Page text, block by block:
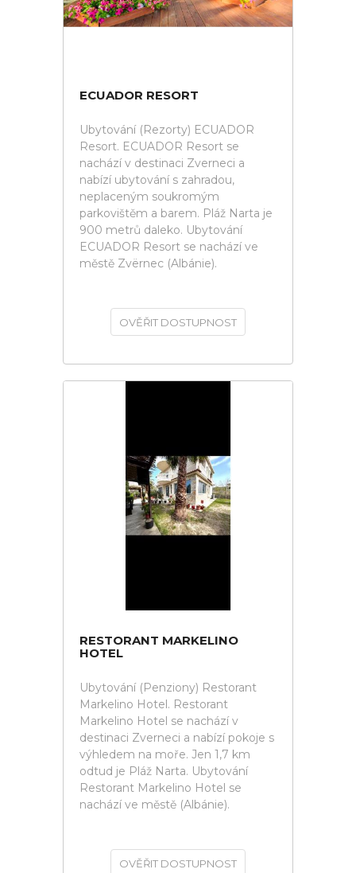
ECUADOR RESORT
Ubytování (Rezorty) ECUADOR
Resort. ECUADOR Resort se
nachází v destinaci Zverneci a
nabízí ubytování s zahradou,
neplaceným soukromým
parkovištěm a barem. Pláž Narta je
900 metrů daleko. Ubytování
ECUADOR Resort se nachází ve
městě Zvërnec (Albánie).
OVĚŘIT DOSTUPNOST
RESTORANT MARKELINO
HOTEL
Ubytování (Penziony) Restorant
Markelino Hotel. Restorant
Markelino Hotel se nachází v
destinaci Zverneci a nabízí pokoje s
výhledem na moře. Jen 1,7 km
odtud je Pláž Narta. Ubytování
Restorant Markelino Hotel se
nachází ve městě (Albánie).
OVĚŘIT DOSTUPNOST